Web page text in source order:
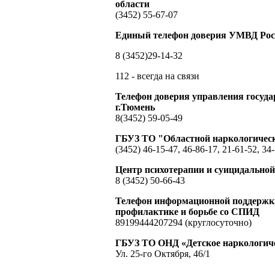
области
(3452) 55-67-07
Единый телефон доверия УМВД
8 (3452)29-14-32
112 - всегда на связи
Телефон доверия управления
г.Тюмень
8(3452) 59-05-49
ГБУЗ ТО "Областной
(3452) 46-15-47, 46-86-17, 21-61-52,
Центр психотерапии и
8 (3452) 50-66-43
Телефон информационной
профилактике и борьбе со СПИД
89199444207294 (круглосуточно)
ГБУЗ ТО ОНД «Детское
Ул. 25-го Октября, 46/1